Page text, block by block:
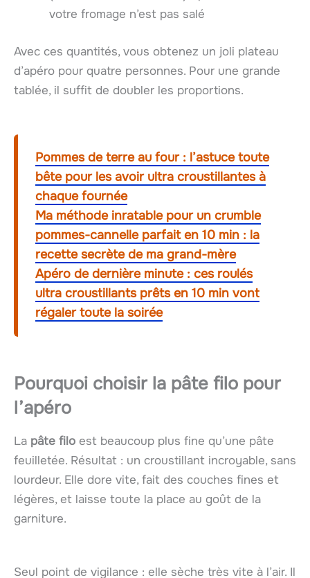
votre fromage n’est pas salé
Avec ces quantités, vous obtenez un joli plateau
d’apéro pour quatre personnes. Pour une grande
tablée, il suffit de doubler les proportions.
Pommes de terre au four : l’astuce toute
bête pour les avoir ultra croustillantes à
chaque fournée
Ma méthode inratable pour un crumble
pommes-cannelle parfait en 10 min : la
recette secrète de ma grand-mère
Apéro de dernière minute : ces roulés
ultra croustillants prêts en 10 min vont
régaler toute la soirée
Pourquoi choisir la pâte filo pour
l’apéro
La pâte filo est beaucoup plus fine qu’une pâte
feuilletée. Résultat : un croustillant incroyable, sans
lourdeur. Elle dore vite, fait des couches fines et
légères, et laisse toute la place au goût de la
garniture.
Seul point de vigilance : elle sèche très vite à l’air. Il